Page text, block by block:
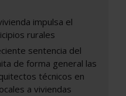
impulsa el
rurales
sentencia del
de forma general las
técnicos en
a viviendas